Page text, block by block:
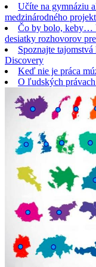
Učíte na gymnáziu
medzinárodného
Čo by bolo, keby…
desiatky rozhovorov
Spoznajte
Discovery
Keď nie je práca
O ľudských